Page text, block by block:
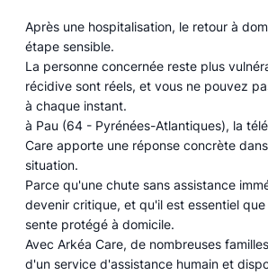
Après une hospitalisation, le retour à
étape sensible.
La personne concernée reste plus
récidive sont réels, et vous ne pouvez
à chaque instant.
à Pau (64 - Pyrénées-Atlantiques), la
Care apporte une réponse concrète
situation.
Parce qu'une chute sans assistance
devenir critique, et qu'il est essentiel
sente protégé à domicile.
Avec Arkéa Care, de nombreuses
d'un service d'assistance humain et